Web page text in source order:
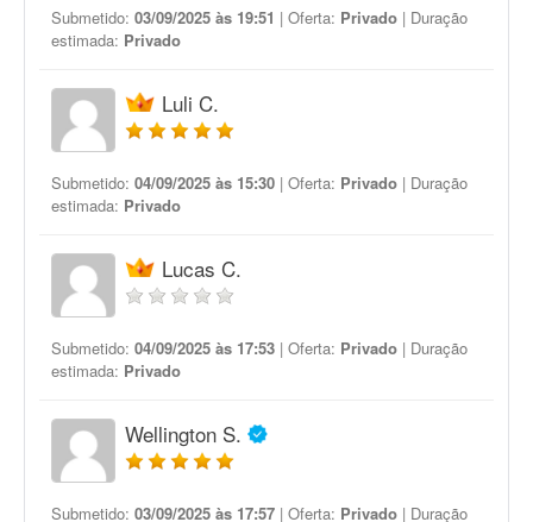
Submetido: 03/09/2025 às 19:51 | Oferta: Privado | Duração
estimada: Privado
Luli C.
Submetido: 04/09/2025 às 15:30 | Oferta: Privado | Duração
estimada: Privado
Lucas C.
Submetido: 04/09/2025 às 17:53 | Oferta: Privado | Duração
estimada: Privado
Wellington S.
Submetido: 03/09/2025 às 17:57 | Oferta: Privado | Duração